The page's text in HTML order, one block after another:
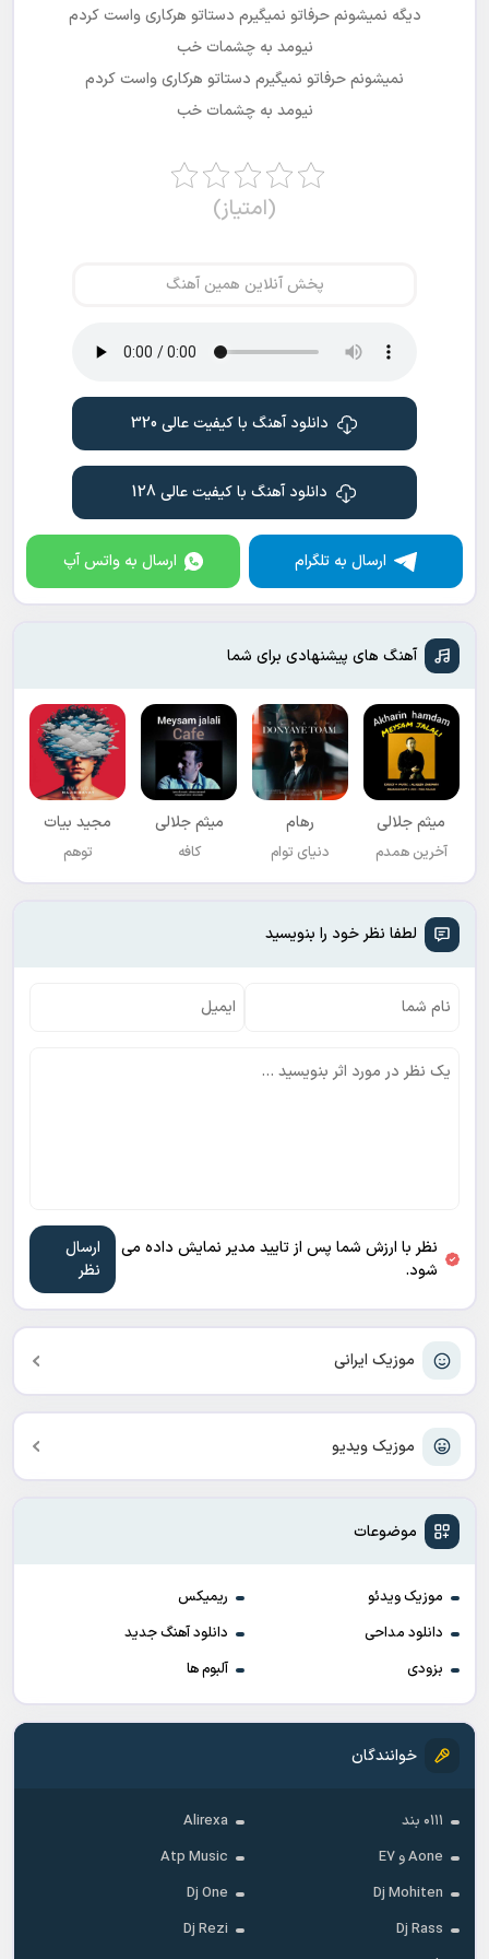
موزیک ایرانی
موزیک ویدیو
موضوعات
موزیک ویدئو
ریمیکس
دانلود مداحی
دانلود آهنگ جدید
بزودی
آلبوم ها
خوانندگان
۰۱۱۱ بند
Alirexa
Aone و E7
Atp Music
Dj Mohiten
Dj One
Dj Rass
Dj Rezi
دیگه نمیشونم حرفاتو نمیگیرم دستاتو هرکاری واست کردم
نیومد به چشمات خب
نمیشونم حرفاتو نمیگیرم دستاتو هرکاری واست کردم
نیومد به چشمات خب
(امتیاز)
پخش آنلاین همین آهنگ
دانلود آهنگ با کیفیت عالی 320
دانلود آهنگ با کیفیت عالی 128
ارسال به تلگرام ارسال به واتس آپ
آهنگ های پیشنهادی برای شما
میثم جلالی
آخرین همدم
رهام
دنیای توام
میثم جلالی
کافه
مجید بیات
توهم
لطفا نظر خود را بنویسید
نظر با ارزش شما پس از تایید مدیر نمایش داده می
شود.